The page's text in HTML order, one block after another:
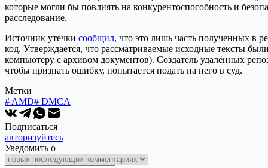
которые могли бы повлиять на конкурентоспособность и
расследование.
Источник утечки сообщил, что это лишь часть полученных в
код. Утверждается, что рассматриваемые исходные тексты
компьютеру с архивом документов). Создатель удалённых
чтобы признать ошибку, попытается подать на него в суд.
Метки
# AMD# DMCA
Подписаться
авторизуйтесь
Уведомить о